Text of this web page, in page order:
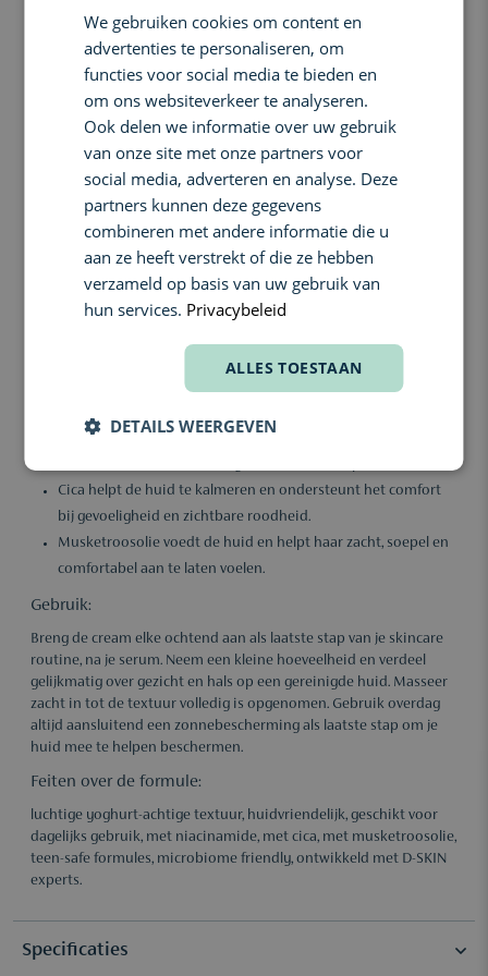
een zachte glow.
Wat doet het:
Helpt hydratatie in de huid vast te houden.
Ondersteunt de huidbarrière en dagelijks comfort.
Kalmeert de huid en helpt roodheid te verzachten.
Draagt bij aan een frisse, egale uitstraling.
Voedt de huid zonder zwaar of plakkerig aan te voelen.
Laat de huid zacht, soepel en mooi in balans aanvoelen.
Belangrijkste voordelen:
Bij regelmatig gebruik voelt je huid gehydrateerd, rustig en
comfortabel aan. De formule helpt een zachte glow te behouden,
Ideaal als afsluitende dagcrème voor wie een lichte textuur wil die
verzorgt, verzacht en de huid fris laat ogen zonder vettig laagje.
Niacinamide helpt de huid egaler te laten ogen en
Cica helpt de huid te kalmeren en ondersteunt het comfort
bij gevoeligheid en zichtbare roodheid.
Musketroosolie voedt de huid en helpt haar zacht, soepel en
comfortabel aan te laten voelen.
Gebruik:
Breng de cream elke ochtend aan als laatste stap van je skincare
routine, na je serum. Neem een kleine hoeveelheid en verdeel
gelijkmatig over gezicht en hals op een gereinigde huid. Masseer
zacht in tot de textuur volledig is opgenomen. Gebruik overdag
altijd aansluitend een zonnebescherming als laatste stap om je
huid mee te helpen beschermen.
Feiten over de formule:
luchtige yoghurt-achtige textuur, huidvriendelijk, geschikt voor
dagelijks gebruik, met niacinamide, met cica, met musketroosolie,
teen-safe formules, microbiome friendly, ontwikkeld met D-SKIN
experts.
Specificaties
We gebruiken cookies om content en
advertenties te personaliseren, om
functies voor social media te bieden en
om ons websiteverkeer te analyseren.
Ook delen we informatie over uw gebruik
van onze site met onze partners voor
social media, adverteren en analyse. Deze
partners kunnen deze gegevens
combineren met andere informatie die u
aan ze heeft verstrekt of die ze hebben
verzameld op basis van uw gebruik van
hun services. Privacybeleid
ALLES TOESTAAN
DETAILS WEERGEVEN